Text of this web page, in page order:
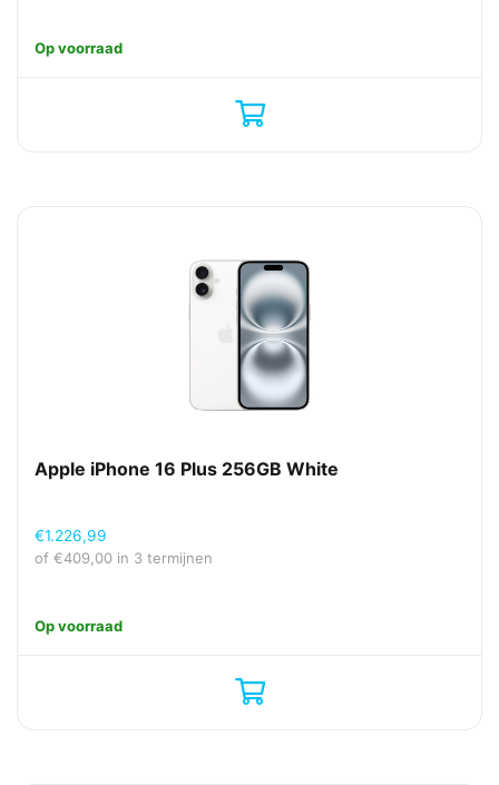
Op voorraad
Apple iPhone 16 Plus 256GB White
€1.226,99
of €409,00 in 3 termijnen
Op voorraad